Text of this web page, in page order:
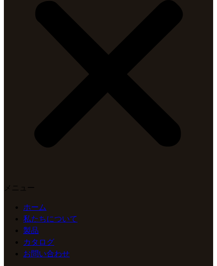
メニュー
ホーム
私たちについて
製品
カタログ
お問い合わせ